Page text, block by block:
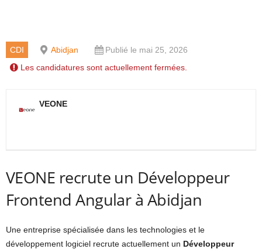
CDI Abidjan
Publié le mai 25, 2026
Les candidatures sont actuellement fermées.
VEONE
VEONE recrute un Développeur
Frontend Angular à Abidjan
Une entreprise spécialisée dans les technologies et le
développement logiciel recrute actuellement un Développeur